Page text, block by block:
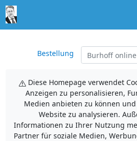
Bestellung
Diese Homepage verwendet
Anzeigen zu personalisieren,
Medien anbieten zu können
Website zu analysieren.
Informationen zu Ihrer Nutzung
Partner für soziale Medien,